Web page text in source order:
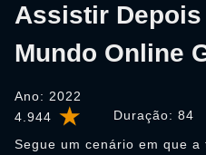
4.944 Duração: 84
Assistir
Mundo Online
Ano: 2022
Segue um cenário em que